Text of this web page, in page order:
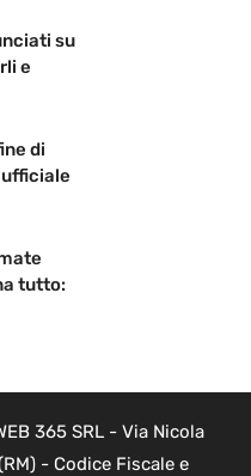
su
e
di
ufficiale
tutto:
365 SRL - Via Nicola
- Codice Fiscale e